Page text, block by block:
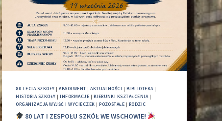
80-LECIA SZKOŁY |ABSOLWENT |AKTUALNOŚCI | BIBLIOTEKA|
HISTORIA SZKOŁY |INFORMACJE | KIERUNKI KSZTAŁCENIA|
ORGANIZACJA WYJŚĆ I WYCIECZEK |POZOSTAŁE | RODZIC
80 LAT I ZESPOŁU SZKÓŁ WE WSCHOWIE!